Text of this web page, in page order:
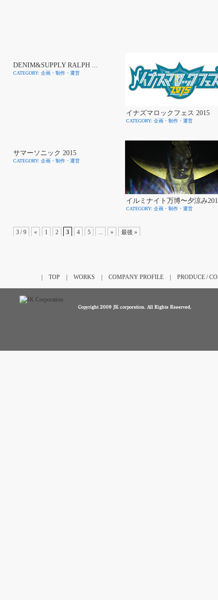
DENIM&SUPPLY RALPH ...
CATEGORY: 企画・制作・運営
イナズマロックフェス 2015
CATEGORY: 企画・制作・運営
サマーソニック 2015
CATEGORY: 企画・制作・運営
イルミナイト万博〜夕涼み
CATEGORY: 企画・制作・運営
3 / 9 « 1 2 3 4 5 ... » 最後 »
TOP WORKS COMPANY PROFILE PRODUCE /